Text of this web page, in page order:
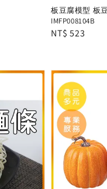
板豆腐模型 板
IMFP008104B
Regular
NT$ 523